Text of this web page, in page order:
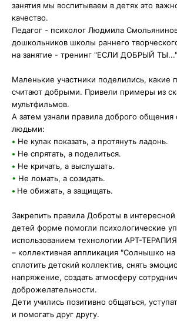
занятия мы воспитываем в детях это
качество.
Педагог - психолог Людмила
дошкольников школы раннего
на занятие - тренинг "ЕСЛИ ДОБРЫЙ ТЫ..."
Маленькие участники поделились, какие
считают добрыми. Привели примеры из
мультфильмов.
А затем узнали правила доброго
людьми:
• Не кулак показать, а протянуть ладонь.
• Не спрятать, а поделиться.
• Не кричать, а выслушать.
• Не ломать, а созидать.
• Не обижать, а защищать.
Закрепить правила Доброты в
детей форме помогли психологические
использованием технологии АРТ-
– коллективная аппликация "Солнышко
сплотить детский коллектив, снять
напряжение, создать атмосферу
доброжелательности.
Дети учились позитивно общаться,
и помогать друг другу.